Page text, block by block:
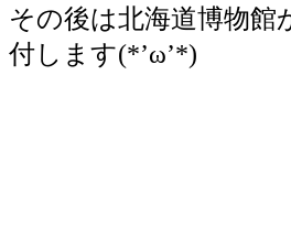
その後は北海道博物館
付します(*’ω’*)